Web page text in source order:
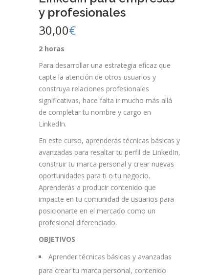
y profesionales
30,00€
2 horas
Para desarrollar una estrategia eficaz que
capte la atención de otros usuarios y
construya relaciones profesionales
significativas, hace falta ir mucho más allá
de completar tu nombre y cargo en
LinkedIn.
En este curso, aprenderás técnicas básicas y
avanzadas para resaltar tu perfil de LinkedIn,
construir tu marca personal y crear nuevas
oportunidades para ti o tu negocio.
Aprenderás a producir contenido que
impacte en tu comunidad de usuarios para
posicionarte en el mercado como un
profesional diferenciado.
OBJETIVOS
Aprender técnicas básicas y avanzadas
para crear tu marca personal, contenido